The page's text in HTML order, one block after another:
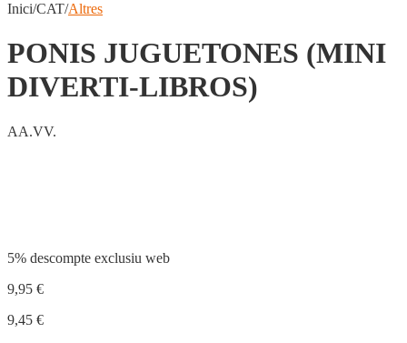
Inici/CAT/Altres
PONIS JUGUETONES (MINI
DIVERTI-LIBROS)
AA.VV.
5% descompte exclusiu web
9,95 €
9,45 €